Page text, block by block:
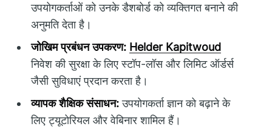
उपयोगकर्ताओं को उनके डैशबोर्ड को व्यक्तिगत बनाने की
अनुमति देता है।
जोखिम प्रबंधन उपकरण: Helder Kapitwoud
निवेश की सुरक्षा के लिए स्टॉप-लॉस और लिमिट ऑर्डर्स
जैसी सुविधाएं प्रदान करता है।
व्यापक शैक्षिक संसाधन:उपयोगकर्ता ज्ञान को बढ़ाने के
लिए ट्यूटोरियल और वेबिनार शामिल हैं।